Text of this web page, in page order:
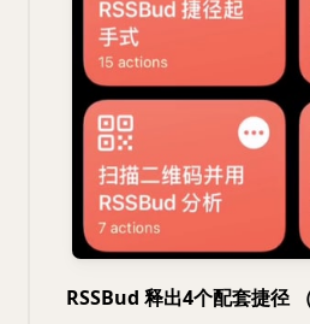
RSSBud 释出4个配套捷径